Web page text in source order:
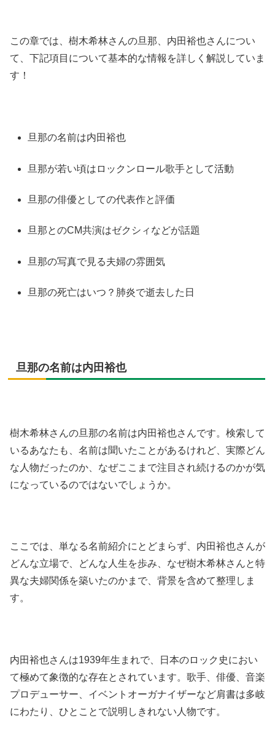
この章では、樹木希林さんの旦那、内田裕也さんについ
て、下記項目について基本的な情報を詳しく解説していま
す！
旦那の名前は内田裕也
旦那が若い頃はロックンロール歌手として活動
旦那の俳優としての代表作と評価
旦那とのCM共演はゼクシィなどが話題
旦那の写真で見る夫婦の雰囲気
旦那の死亡はいつ？肺炎で逝去した日
旦那の名前は内田裕也
樹木希林さんの旦那の名前は内田裕也さんです。検索して
いるあなたも、名前は聞いたことがあるけれど、実際どん
な人物だったのか、なぜここまで注目され続けるのかが気
になっているのではないでしょうか。
ここでは、単なる名前紹介にとどまらず、内田裕也さんが
どんな立場で、どんな人生を歩み、なぜ樹木希林さんと特
異な夫婦関係を築いたのかまで、背景を含めて整理しま
す。
内田裕也さんは1939年生まれで、日本のロック史におい
て極めて象徴的な存在とされています。歌手、俳優、音楽
プロデューサー、イベントオーガナイザーなど肩書は多岐
にわたり、ひとことで説明しきれない人物です。